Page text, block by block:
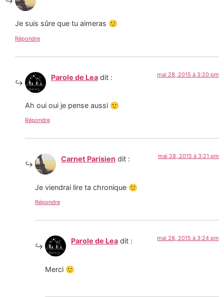
Je suis sûre que tu aimeras 🙂
Répondre
Parole de Lea dit : mai 28, 2015 à 3:20 pm
Ah oui oui je pense aussi 🙂
Répondre
Carnet Parisien dit : mai 28, 2015 à 3:21 pm
Je viendrai lire ta chronique 🙂
Répondre
Parole de Lea dit : mai 28, 2015 à 3:24 pm
Merci 🙂